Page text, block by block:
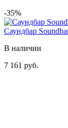
-35%
Саундбар
В наличии
7 161 руб.